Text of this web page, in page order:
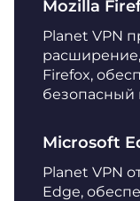
Mozilla
Planet VPN
Firefox,
безопасный
Microsoft
Planet VPN
Edge,